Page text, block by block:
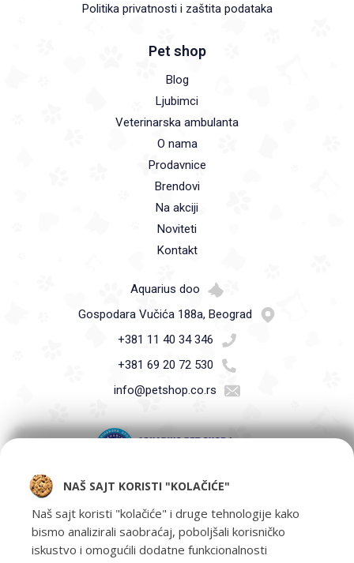
Politika privatnosti i zaštita podataka
Pet shop
Blog
Ljubimci
Veterinarska ambulanta
O nama
Prodavnice
Brendovi
Na akciji
Noviteti
Kontakt
Aquarius doo
Gospodara Vučića 188a, Beograd
+381 11 40 34 346
+381 69 20 72 530
info@petshop.co.rs
Pet Shop Aquarius - Vaši ljubimci zaslužuju samo najbolje -
oprema za kućne ljubimce i hrana za kućne ljubimce Beograd.
NAŠ SAJT KORISTI "KOLAČIĆE"
Naš sajt koristi "kolačiće" i druge tehnologije kako
bismo analizirali saobraćaj, poboljšali korisničko
iskustvo i omogućili dodatne funkcionalnosti